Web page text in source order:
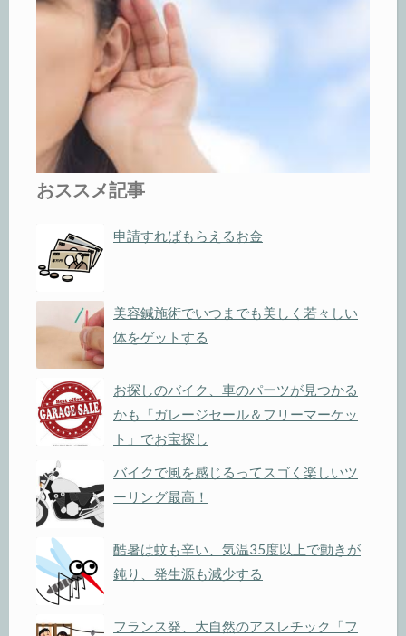
おススメ記事
申請すればもらえるお金
美容鍼施術でいつまでも美しく若々しい
体をゲットする
お探しのバイク、車のパーツが見つかる
かも「ガレージセール＆フリーマーケッ
ト」でお宝探し
バイクで風を感じるってスゴく楽しいツ
ーリング最高！
酷暑は蚊も辛い、気温35度以上で動きが
鈍り、発生源も減少する
フランス発、大自然のアスレチック「フ